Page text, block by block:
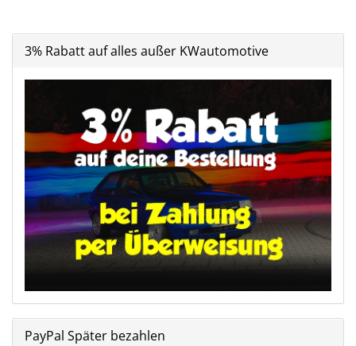
3% Rabatt auf alles außer KWautomotive
PayPal Später bezahlen